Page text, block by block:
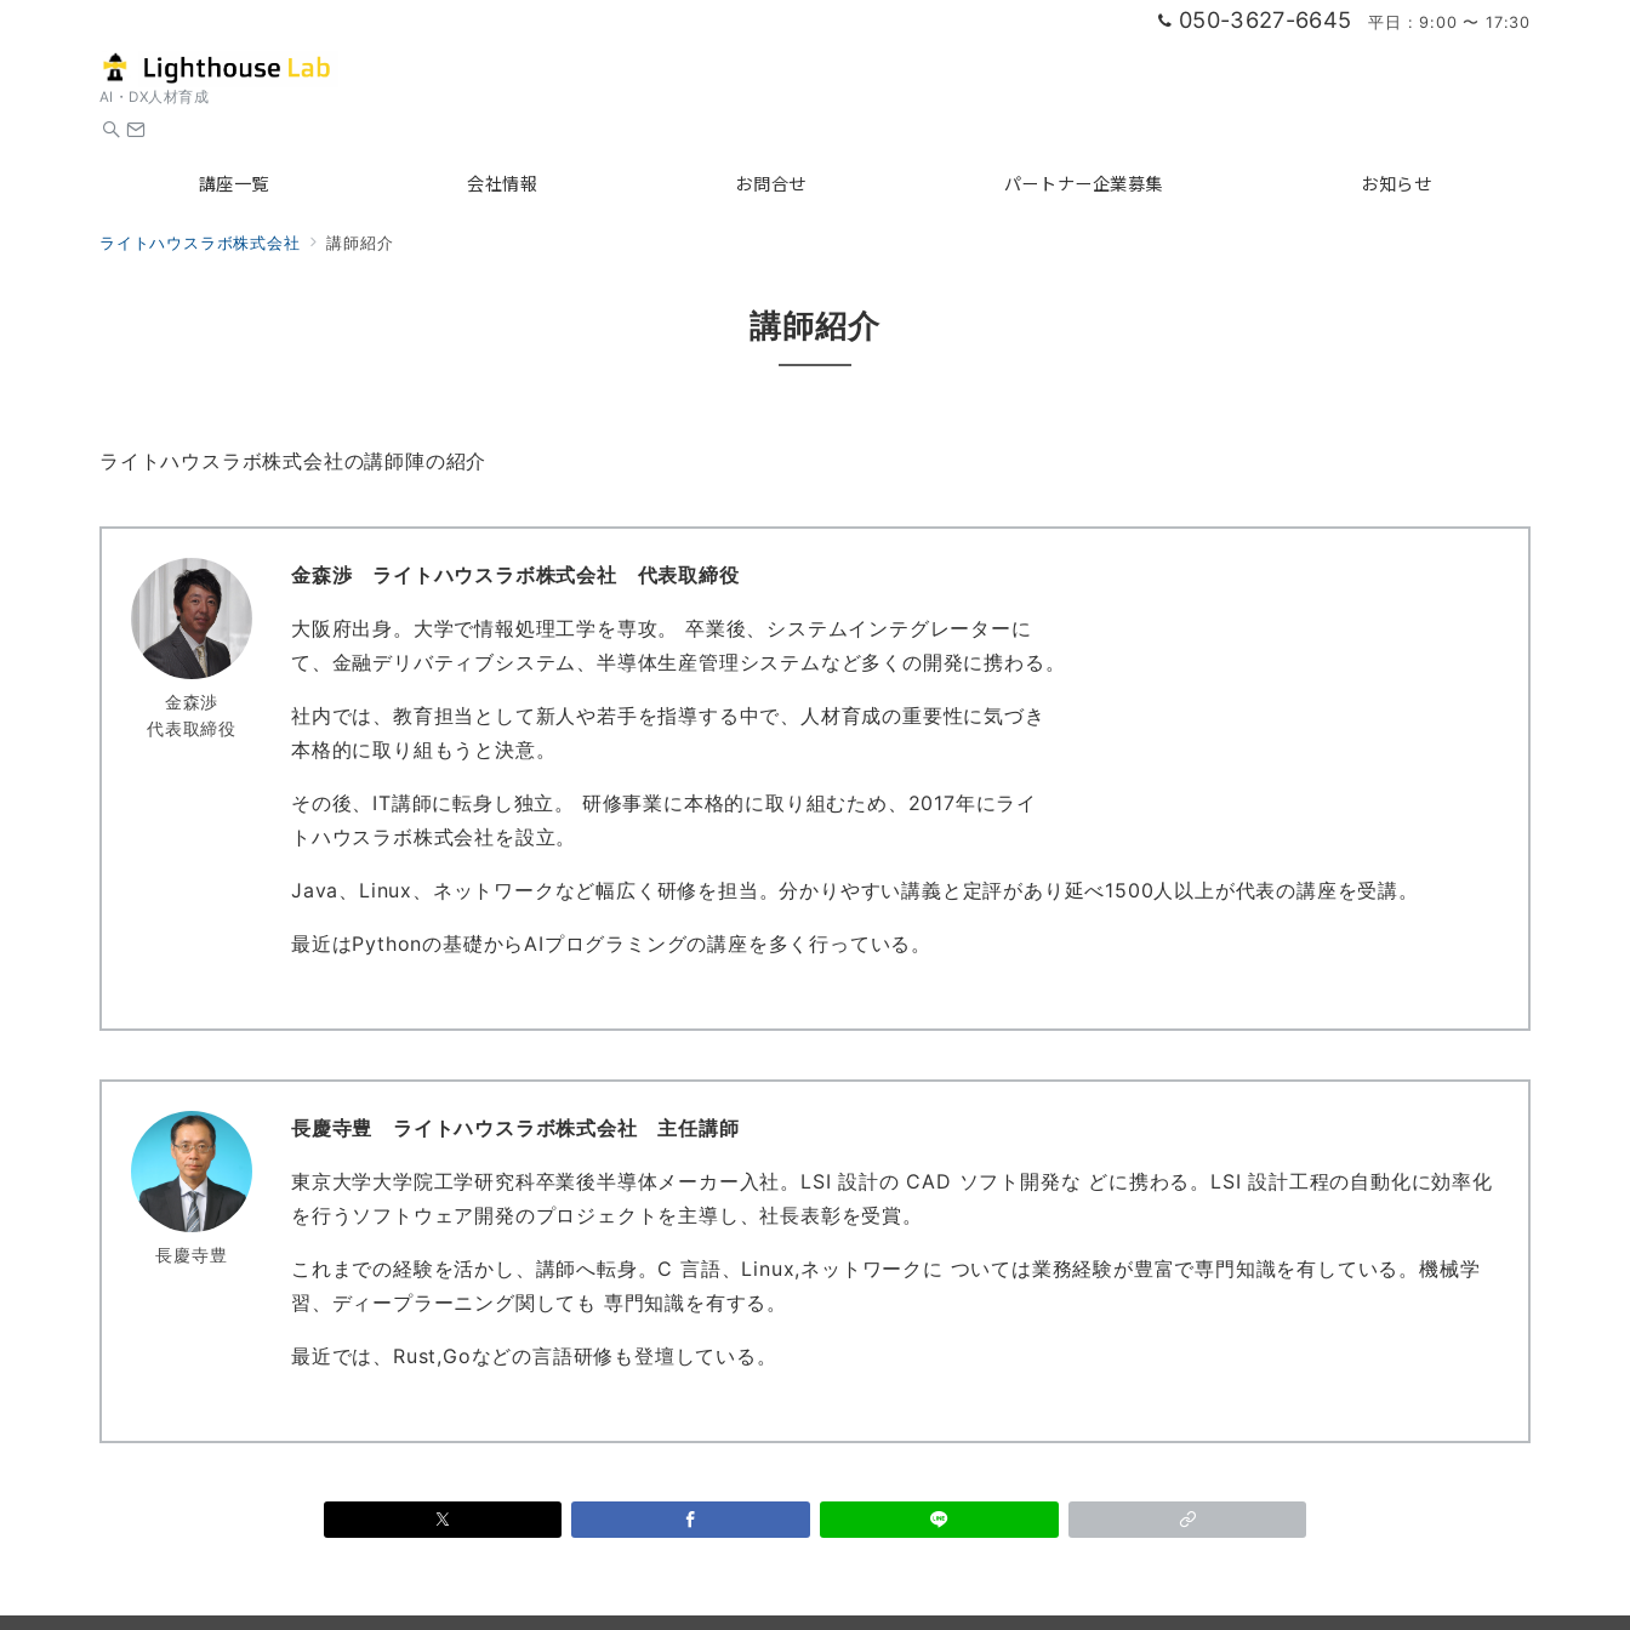
050-3627-6645 平日 : 9:00 〜 17:30
AI・DX人材育成
講座一覧 会社情報 お問合せ パートナー企業募集 お知らせ
ライトハウスラボ株式会社 講師紹介
講師紹介
ライトハウスラボ株式会社の講師陣の紹介
金森渉
代表取締役
金森渉 ライトハウスラボ株式会社 代表取締役
大阪府出身。大学で情報処理工学を専攻。 卒業後、システムインテグレーターに
て、金融デリバティブシステム、半導体生産管理システムなど多くの開発に携わる。
社内では、教育担当として新人や若手を指導する中で、人材育成の重要性に気づき
本格的に取り組もうと決意。
その後、IT講師に転身し独立。 研修事業に本格的に取り組むため、2017年にライ
トハウスラボ株式会社を設立。
Java、Linux、ネットワークなど幅広く研修を担当。分かりやすい講義と定評があり延べ1500人以上が代表の講座を受講。
最近はPythonの基礎からAIプログラミングの講座を多く行っている。
長慶寺豊
長慶寺豊 ライトハウスラボ株式会社 主任講師
東京大学大学院工学研究科卒業後半導体メーカー入社。LSI 設計の CAD ソフト開発な どに携わる。LSI 設計工程の自動化に効率化
を行うソフトウェア開発のプロジェクトを主導し、社長表彰を受賞。
これまでの経験を活かし、講師へ転身。C 言語、Linux,ネットワークに ついては業務経験が豊富で専門知識を有している。機械学
習、ディープラーニング関しても 専門知識を有する。
最近では、Rust,Goなどの言語研修も登壇している。